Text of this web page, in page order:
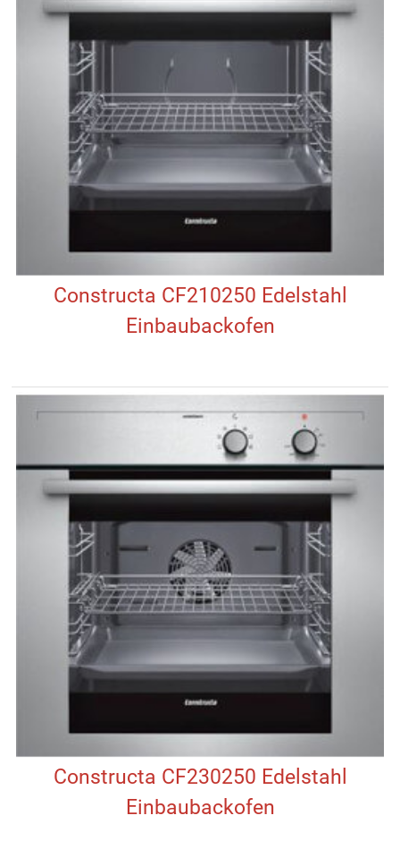
Constructa CF210250 Edelstahl
Einbaubackofen
Constructa CF230250 Edelstahl
Einbaubackofen